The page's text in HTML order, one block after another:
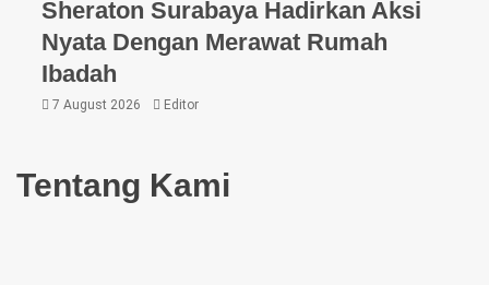
Sheraton Surabaya Hadirkan Aksi
Nyata Dengan Merawat Rumah
Ibadah
7 August 2026 Editor
Tentang Kami